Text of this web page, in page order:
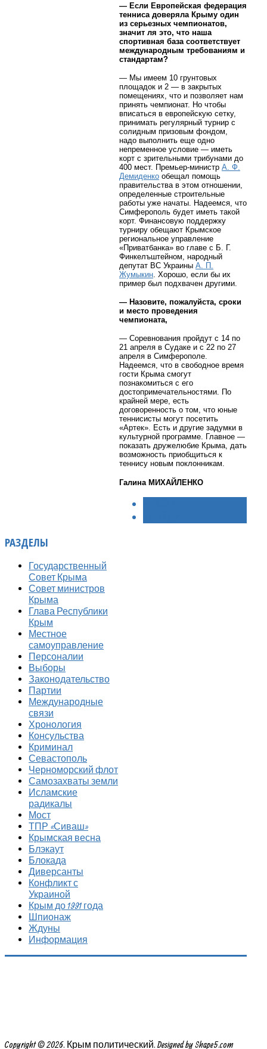
— Если Европейская федерация
тенниса доверяла Крыму один
из серьезных чемпионатов,
значит ля это, что наша
спортивная база соответствует
международным требованиям и
стандартам?
— Мы имеем 10 грунтовых
площадок и 2 — в закрытых
помещениях, что и позволяет нам
принять чемпионат. Но чтобы
вписаться в европейскую сетку,
принимать регулярный турнир с
солидным призовым фондом,
надо выполнить еще одно
непременное условие — иметь
корт с зрительными трибунами до
400 мест. Премьер-министр А. Ф.
Демиденко обещал помощь
правительства в этом отношении,
определенные строительные
работы уже начаты. Надеемся, что
Симферополь будет иметь такой
корт. Финансовую поддержку
турниру обещают Крымское
региональное управление
«Приватбанка» во главе с Б. Г.
Финкелъштейном, народный
депутат ВС Украины А. П.
Жумыкин . Хорошо, если бы их
пример был подхвачен другими.
— Назовите, пожалуйста, сроки
и место проведения
чемпионата,
— Соревнования пройдут с 14 по
21 апреля в Судаке и с 22 по 27
апреля в Симферополе.
Надеемся, что в свободное время
гости Крыма смогут
познакомиться с его
достопримечательностями. По
крайней мере, есть
договоренность о том, что юные
теннисисты могут посетить
«Артек». Есть и другие задумки в
культурной программе. Главное —
показать дружелюбие Крыма, дать
возможность приобщиться к
теннису новым поклонникам.
Галина МИХАЙЛЕНКО
РАЗДЕЛЫ
Государственный
Совет Крыма
Совет министров
Крыма
Глава Республики
Крым
Местное
самоуправление
Персоналии
Выборы
Законодательство
Партии
Международные
связи
Хронология
Консульства
Криминал
Севастополь
Черноморский флот
Самозахваты земли
Исламские
радикалы
Мост
ТПР «Сиваш»
Крымская весна
Блэкаут
Блокада
Диверсанты
Конфликт с
Украиной
Крым до 1991 года
Шпионаж
Ждуны
Информация
Copyright © 2026. Крым политический. Designed by Shape5.com